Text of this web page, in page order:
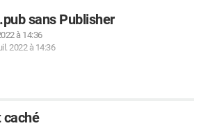
sans Publisher
à 14:36
2022 à 14:36
caché